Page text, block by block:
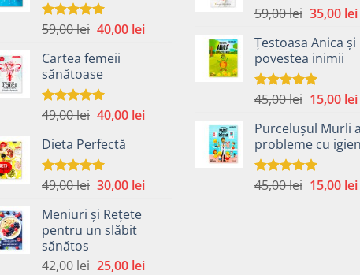
Evaluat la
59,00lei Prețul
a
fost:
59,00 lei.
40,00 leiPrețul
Cartea femeii
sănătoase
Evaluat la
49,00lei Prețul
a
fost:
49,00 lei.
40,00 leiPrețul
Dieta Perfectă
Evaluat la
49,00lei Prețul
a
fost:
30,00 leiPrețul
Meniuri și Rețete
pentru un slăbit
sănătos
42,00lei Prețul
25,00 leiPrețul
Evaluat la
59,00lei Prețul
a
fost:
59,00 lei.
35,00 lei
Țestoasa Anica și
povestea inimii
Evaluat la
45,00lei Prețul
a
fost:
45,00 lei.
15,00 lei
Purcelușul Murli
probleme cu
Evaluat la
45,00lei Prețul
15,00 lei